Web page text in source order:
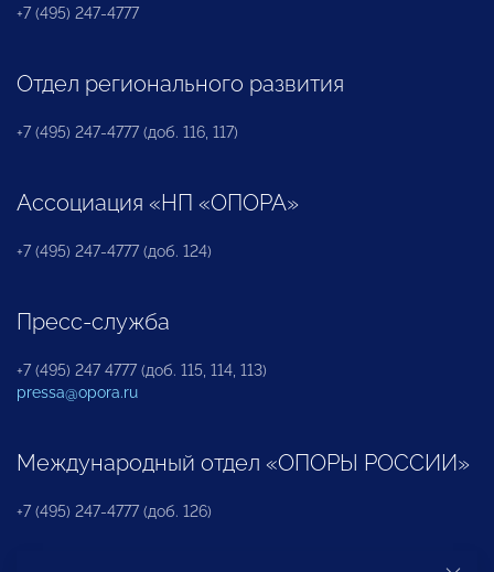
+7 (495) 247-4777
Отдел регионального развития
+7 (495) 247-4777 (доб. 116, 117)
Ассоциация «НП «ОПОРА»
+7 (495) 247-4777 (доб. 124)
Пресс-служба
+7 (495) 247 4777 (доб. 115, 114, 113)
pressa@opora.ru
Международный отдел «ОПОРЫ РОССИИ»
+7 (495) 247-4777 (доб. 126)